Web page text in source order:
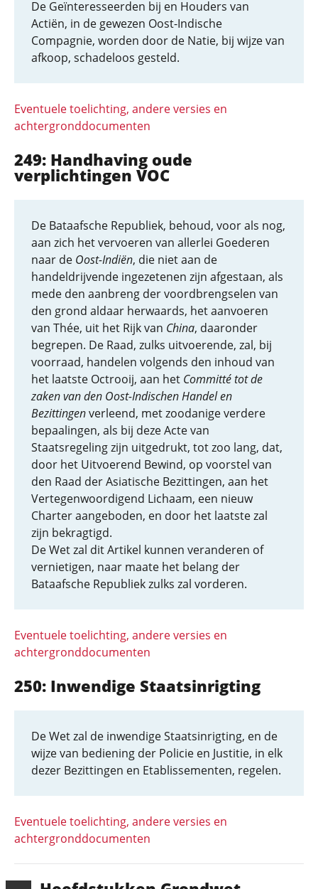
De Geïnteresseerden bij en Houders van
Actiën, in de gewezen Oost-Indische
Compagnie, worden door de Natie, bij wijze van
afkoop, schadeloos gesteld.
Eventuele toelichting, andere versies en
achtergronddocumenten
249: Handhaving oude
verplichtingen VOC
De Bataafsche Republiek, behoud, voor als nog,
aan zich het vervoeren van allerlei Goederen
naar de Oost-Indiën, die niet aan de
handeldrijvende ingezetenen zijn afgestaan, als
mede den aanbreng der voordbrengselen van
den grond aldaar herwaards, het aanvoeren
van Thée, uit het Rijk van China, daaronder
begrepen. De Raad, zulks uitvoerende, zal, bij
voorraad, handelen volgends den inhoud van
het laatste Octrooij, aan het Committé tot de
zaken van den Oost-Indischen Handel en
Bezittingenverleend, met zoodanige verdere
bepaalingen, als bij deze Acte van
Staatsregeling zijn uitgedrukt, tot zoo lang, dat,
door het Uitvoerend Bewind, op voorstel van
den Raad der Asiatische Bezittingen, aan het
Vertegenwoordigend Lichaam, een nieuw
Charter aangeboden, en door het laatste zal
zijn bekragtigd.
De Wet zal dit Artikel kunnen veranderen of
vernietigen, naar maate het belang der
Bataafsche Republiek zulks zal vorderen.
Eventuele toelichting, andere versies en
achtergronddocumenten
250: Inwendige Staatsinrigting
De Wet zal de inwendige Staatsinrigting, en de
wijze van bediening der Policie en Justitie, in elk
dezer Bezittingen en Etablissementen, regelen.
Eventuele toelichting, andere versies en
achtergronddocumenten